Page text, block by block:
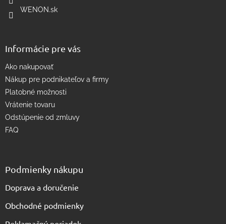
WENON.sk
Informácie pre vás
Ako nakupovať
Nákup pre podnikateľov a firmy
Platobné možnosti
Vrátenie tovaru
Odstúpenie od zmluvy
FAQ
Podmienky nákupu
Doprava a doručenie
Obchodné podmienky